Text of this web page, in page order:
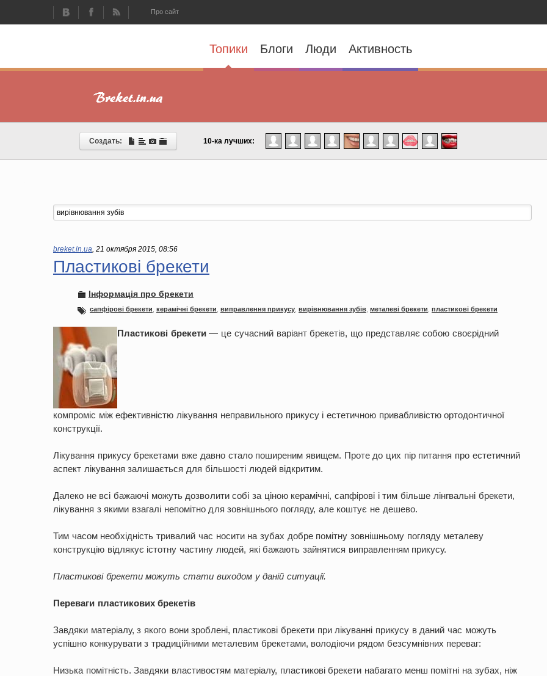
Про сайт
Топики Блоги Люди Активность
Создать: 10-ка лучших:
breket.in.ua, 21 октября 2015, 08:56
Пластикові брекети
Інформація про брекети
сапфірові брекети керамічні брекети виправлення прикусу вирівнювання зубів металеві брекети пластикові брекети
Пластикові брекети— це сучасний варіант брекетів, що представляє собою своєрідний
компроміс між ефективністю лікування неправильного прикусу і естетичною привабливістю ортодонтичної
конструкції.
Лікування прикусу брекетами вже давно стало поширеним явищем. Проте до цих пір питання про естетичний
аспект лікування залишається для більшості людей відкритим.
Далеко не всі бажаючі можуть дозволити собі за ціною керамічні, сапфірові і тим більше лінгвальні брекети,
лікування з якими взагалі непомітно для зовнішнього погляду, але коштує не дешево.
Тим часом необхідність тривалий час носити на зубах добре помітну зовнішньому погляду металеву
конструкцію відлякує істотну частину людей, які бажають зайнятися виправленням прикусу.
Пластикові брекети можуть стати виходом у даній ситуації.
Переваги пластикових брекетів
Завдяки матеріалу, з якого вони зроблені, пластикові брекети при лікуванні прикусу в даний час можуть
успішно конкурувати з традиційними металевим брекетами, володіючи рядом безсумнівних переваг:
Низька помітність. Завдяки властивостям матеріалу, пластикові брекети набагато менш помітні на зубах, ніж